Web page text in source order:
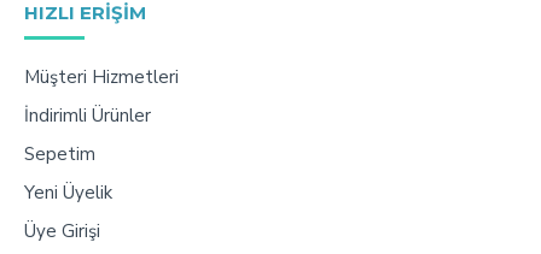
HIZLI ERIŞIM
Müşteri Hizmetleri
İndirimli Ürünler
Sepetim
Yeni Üyelik
Üye Girişi